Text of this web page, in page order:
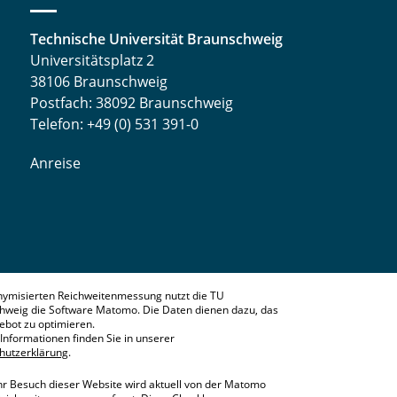
Technische Universität Braunschweig
Universitätsplatz 2
38106 Braunschweig
Postfach: 38092 Braunschweig
Telefon: +49 (0) 531 391-0
Anreise
Reichweitenmessung nutzt die TU
die Software Matomo. Die Daten dienen dazu, das
zu optimieren.
finden Sie in unserer
.
Besuch dieser Website wird aktuell von der Matomo